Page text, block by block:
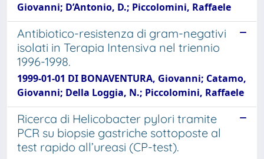
Giovanni; D’Antonio, D.; Piccolomini, Raffaele
Antibiotico-resistenza di gram-negativi
isolati in Terapia Intensiva nel triennio
1996-1998.
1999-01-01 DI BONAVENTURA, Giovanni; Catamo,
Giovanni; Della Loggia, N.; Piccolomini, Raffaele
Ricerca di Helicobacter pylori tramite
PCR su biopsie gastriche sottoposte al
test rapido all’ureasi (CP-test).